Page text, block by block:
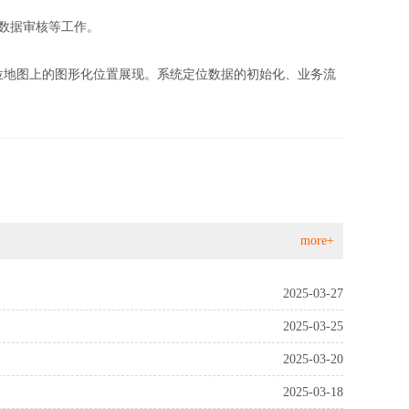
审核等工作。
上的图形化位置展现。系统定位数据的初始化、业务流
more+
2025-03-27
2025-03-25
2025-03-20
2025-03-18